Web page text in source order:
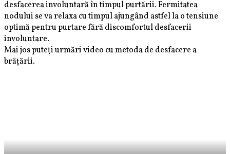
desfacerea involuntară în timpul purtării. Fermitatea
nodului se va relaxa cu timpul ajungând astfel la o tensiune
optimă pentru purtare fără discomfortul desfacerii
involuntare.
Mai jos puteți urmări video cu metoda de desfacere a
brățării.